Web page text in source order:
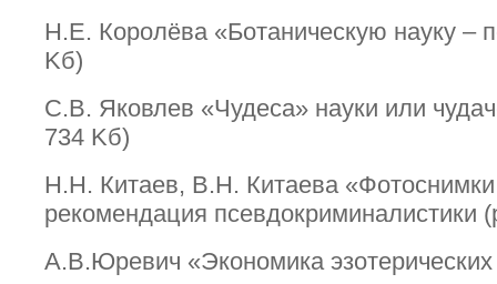
Н.Е. Королёва «Ботаническую науку –
Kб)
С.В. Яковлев «Чудеса» науки или
734 Kб)
Н.Н. Китаев, В.Н. Китаева
рекомендация псевдокриминалистики
А.В.Юревич «Экономика